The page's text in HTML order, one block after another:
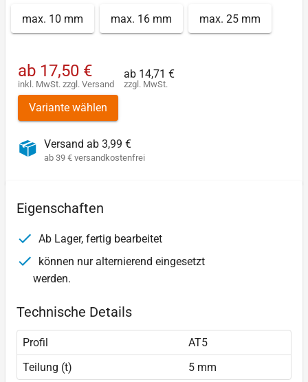
max. 10 mm max. 16 mm max. 25 mm
ab 17,50 €
inkl. MwSt. zzgl. Versand
ab 14,71 €
zzgl. MwSt.
Variante wählen
Versand ab 3,99 €
ab 39 € versandkostenfrei
Eigenschaften
Ab Lager, fertig bearbeitet
können nur alternierend eingesetzt
werden.
Technische Details
Profil
AT5
Teilung (t)
5 mm